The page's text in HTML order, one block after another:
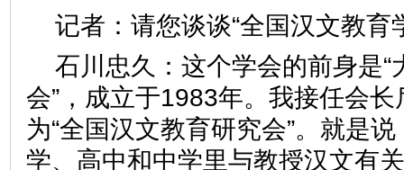
记者： 请您谈谈“全国汉文
石川忠久： 这个学会的前身是“
会”，成立于1983年。我接任会
为“全国汉文教育研究会”。就是
学、高中和中学里与教授汉文有